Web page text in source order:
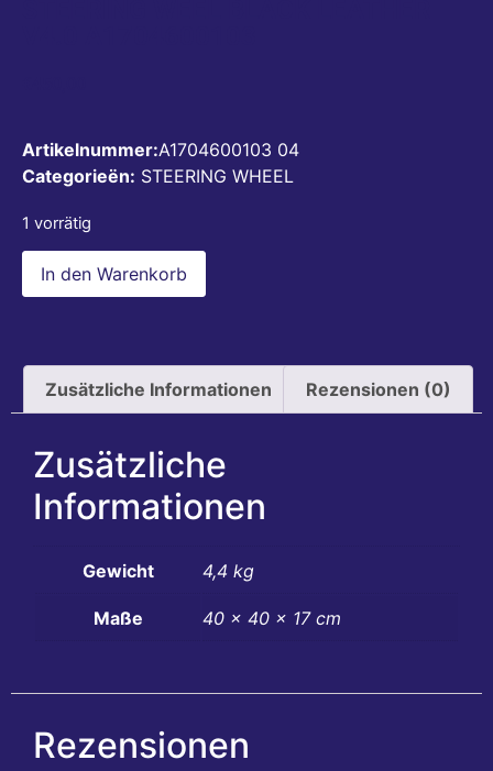
Artikelnummer:A1704600103 04
Categorieën: STEERING WHEEL
1 vorrätig
In den Warenkorb
Zusätzliche Informationen Rezensionen (0)
Zusätzliche
Informationen
Gewicht 4,4 kg
Maße 40 × 40 × 17 cm
Rezensionen